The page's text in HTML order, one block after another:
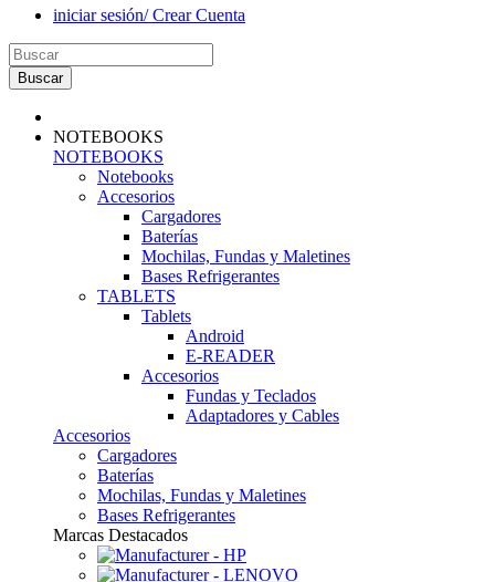
iniciar sesión/ Crear Cuenta
Buscar
NOTEBOOKS
NOTEBOOKS
Notebooks
Accesorios
Cargadores
Baterías
Mochilas, Fundas y Maletines
Bases Refrigerantes
TABLETS
Tablets
Android
E-READER
Accesorios
Fundas y Teclados
Adaptadores y Cables
Accesorios
Cargadores
Baterías
Mochilas, Fundas y Maletines
Bases Refrigerantes
Marcas Destacados